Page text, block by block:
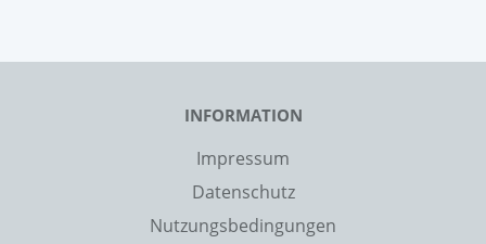
INFORMATION
Impressum
Datenschutz
Nutzungsbedingungen